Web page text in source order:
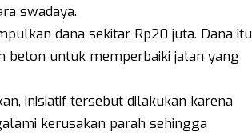
swadaya.
dana sekitar Rp20 juta. Dana itu
beton untuk memperbaiki jalan yang
inisiatif tersebut dilakukan karena
kerusakan parah sehingga